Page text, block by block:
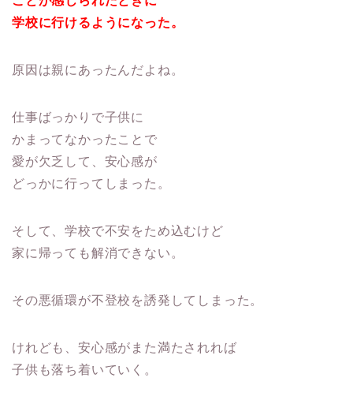
学校に行けるようになった。
原因は親にあったんだよね。
仕事ばっかりで子供に
かまってなかったことで
愛が欠乏して、安心感が
どっかに行ってしまった。
そして、学校で不安をため込むけど
家に帰っても解消できない。
その悪循環が不登校を誘発してしまった。
けれども、安心感がまた満たされれば
子供も落ち着いていく。